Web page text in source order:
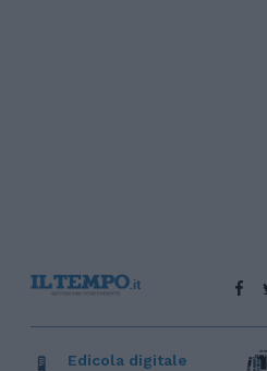
Edicola digitale